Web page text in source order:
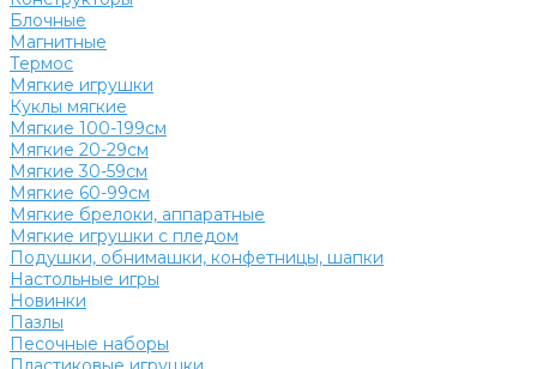
Блочные
Магнитные
Термос
Мягкие игрушки
Куклы мягкие
Мягкие 100-199см
Мягкие 20-29см
Мягкие 30-59см
Мягкие 60-99см
Мягкие брелоки, аппаратные
Мягкие игрушки с пледом
Подушки, обнимашки, конфетницы, шапки
Настольные игры
Новинки
Пазлы
Песочные наборы